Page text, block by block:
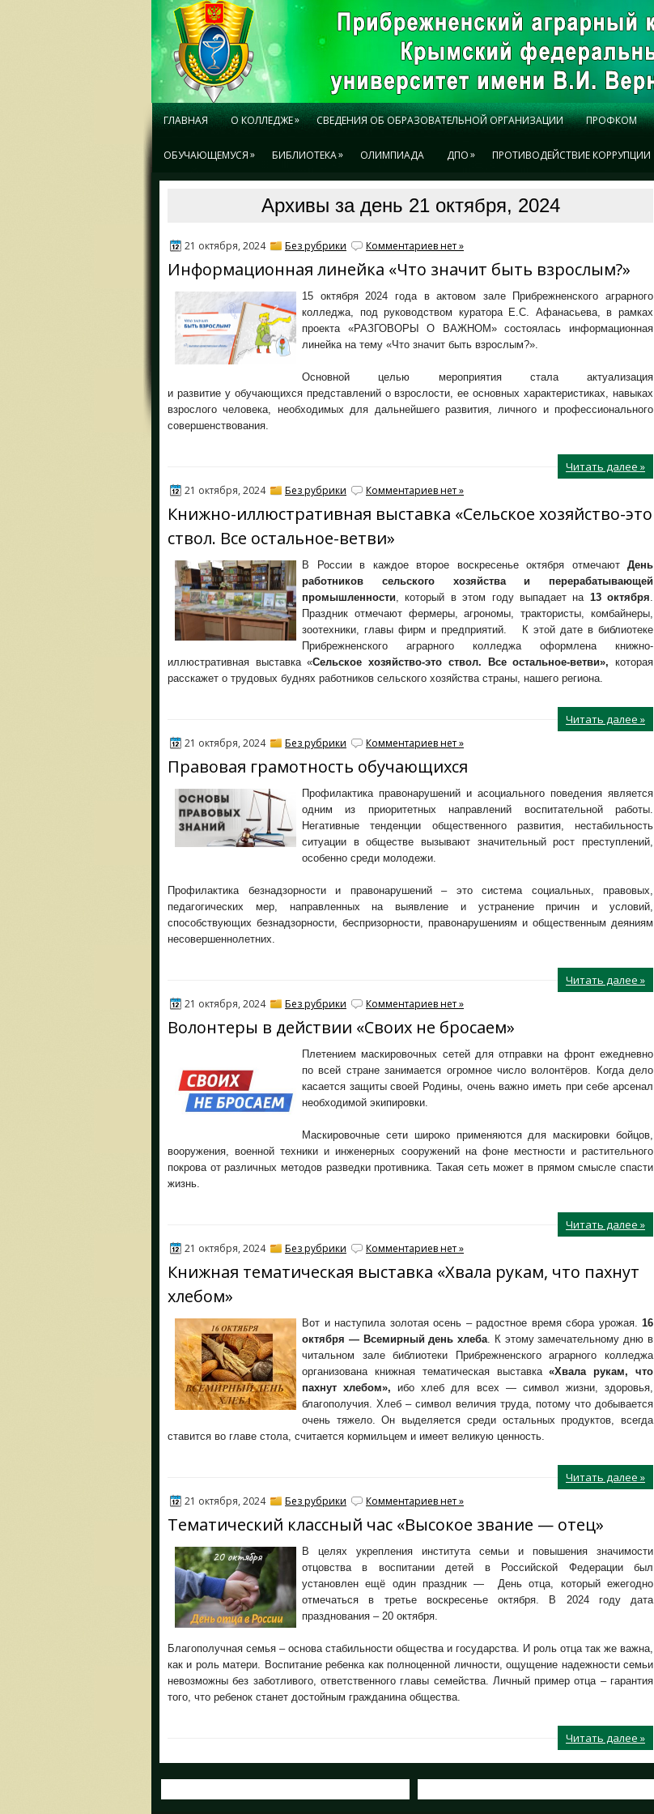
ГЛАВНАЯ О КОЛЛЕДЖЕ» СВЕДЕНИЯ ОБ ОБРАЗОВАТЕЛЬНОЙ ОРГАНИЗАЦИИ ПРОФКОМ
ОБУЧАЮЩЕМУСЯ» БИБЛИОТЕКА» ОЛИМПИАДА ДПО» ПРОТИВОДЕЙСТВИЕ КОРРУПЦИИ
Архивы за день 21 октября, 2024
21 октября, 2024 Без рубрики Комментариев нет »
Информационная линейка «Что значит быть взрослым?»
15 октября 2024 года в актовом зале Прибрежненского аграрного
колледжа, под руководством куратора Е.С. Афанасьева, в рамках
проекта «РАЗГОВОРЫ О ВАЖНОМ» состоялась информационная
линейка на тему «Что значит быть взрослым?».
Основной целью мероприятия стала актуализация
и развитие у обучающихся представлений о взрослости, ее основных характеристиках, навыках
взрослого человека, необходимых для дальнейшего развития, личного и профессионального
совершенствования.
Читать далее »
21 октября, 2024 Без рубрики Комментариев нет »
Книжно-иллюстративная выставка «Сельское хозяйство-это
ствол. Все остальное-ветви»
В России в каждое второе воскресенье октября отмечают День
работников сельского хозяйства и перерабатывающей
промышленности, который в этом году выпадает на 13 октября.
Праздник отмечают фермеры, агрономы, трактористы, комбайнеры,
зоотехники, главы фирм и предприятий. К этой дате в библиотеке
Прибрежненского аграрного колледжа оформлена книжно-
иллюстративная выставка «Сельское хозяйство-это ствол. Все остальное-ветви»,которая
расскажет о трудовых буднях работников сельского хозяйства страны, нашего региона.
Читать далее »
21 октября, 2024 Без рубрики Комментариев нет »
Правовая грамотность обучающихся
Профилактика правонарушений и асоциального поведения является
одним из приоритетных направлений воспитательной работы.
Негативные тенденции общественного развития, нестабильность
ситуации в обществе вызывают значительный рост преступлений,
особенно среди молодежи.
Профилактика безнадзорности и правонарушений – это система социальных, правовых,
педагогических мер, направленных на выявление и устранение причин и условий,
способствующих безнадзорности, беспризорности, правонарушениям и общественным деяниям
несовершеннолетних.
Читать далее »
21 октября, 2024 Без рубрики Комментариев нет »
Волонтеры в действии «Своих не бросаем»
Плетением маскировочных сетей для отправки на фронт ежедневно
по всей стране занимается огромное число волонтёров. Когда дело
касается защиты своей Родины, очень важно иметь при себе арсенал
необходимой экипировки.
Маскировочные сети широко применяются для маскировки бойцов,
вооружения, военной техники и инженерных сооружений на фоне местности и растительного
покрова от различных методов разведки противника. Такая сеть может в прямом смысле спасти
жизнь.
Читать далее »
21 октября, 2024 Без рубрики Комментариев нет »
Книжная тематическая выставка «Хвала рукам, что пахнут
хлебом»
Вот и наступила золотая осень – радостное время сбора урожая. 16
октября — Всемирный день хлеба. К этому замечательному дню в
читальном зале библиотеки Прибрежненского аграрного колледжа
организована книжная тематическая выставка«Хвала рукам, что
пахнут хлебом», ибо хлеб для всех — символ жизни, здоровья,
благополучия. Хлеб – символ величия труда, потому что добывается
очень тяжело. Он выделяется среди остальных продуктов, всегда
ставится во главе стола, считается кормильцем и имеет великую ценность.
Читать далее »
21 октября, 2024 Без рубрики Комментариев нет »
Тематический классный час «Высокое звание — отец»
В целях укрепления института семьи и повышения значимости
отцовства в воспитании детей в Российской Федерации был
установлен ещё один праздник — День отца, который ежегодно
отмечаться в третье воскресенье октября. В 2024 году дата
празднования – 20 октября.
Благополучная семья – основа стабильности общества и государства. И роль отца так же важна,
как и роль матери. Воспитание ребенка как полноценной личности, ощущение надежности семьи
невозможны без заботливого, ответственного главы семейства. Личный пример отца – гарантия
того, что ребенок станет достойным гражданина общества.
Читать далее »